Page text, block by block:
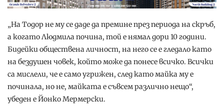
„На Тодор не му се даде да премине през периода на скръб,
а когато Людмила почина, той е нямал дори 10 години.
Бидейки обществена личност, на него се е гледало като
на бездушен човек, който може да понесе всичко. Всички
са мислели, че е само угрижен, след като майка му е
починала, но не, майката е съвсем различно нещо“,
убеден е Йонко Мермерски.